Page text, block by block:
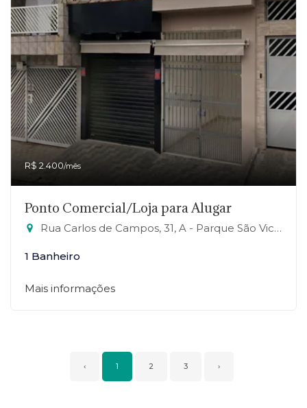
R$ 2.400/mês
Ponto Comercial/Loja para Alugar
Rua Carlos de Campos, 31, A - Parque São Vicente, Mauá-SP
1 Banheiro
Mais informações
‹ 1 2 3 ›